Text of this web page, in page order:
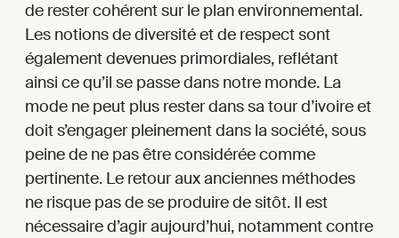
de rester cohérent sur le plan environnemental.
Les notions de diversité et de respect sont
également devenues primordiales, reflétant
ainsi ce qu’il se passe dans notre monde. La
mode ne peut plus rester dans sa tour d’ivoire et
doit s’engager pleinement dans la société, sous
peine de ne pas être considérée comme
pertinente. Le retour aux anciennes méthodes
ne risque pas de se produire de sitôt. Il est
nécessaire d’agir aujourd’hui, notamment contre